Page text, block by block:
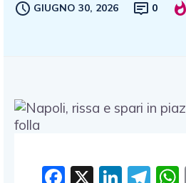
GIUGNO 30, 2026 0
Facebook
X